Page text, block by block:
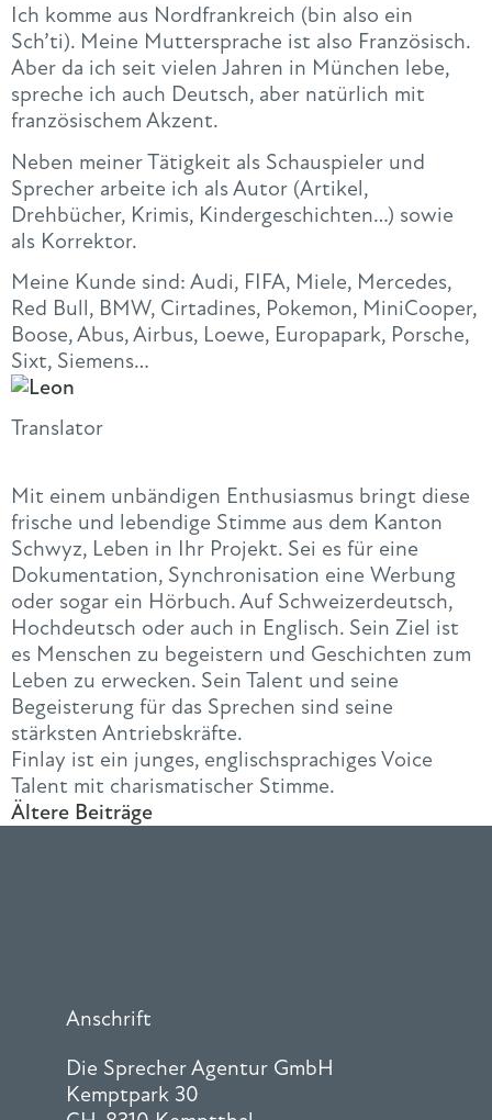
Ich komme aus Nordfrankreich (bin also ein
Sch’ti). Meine Muttersprache ist also Französisch.
Aber da ich seit vielen Jahren in München lebe,
spreche ich auch Deutsch, aber natürlich mit
französischem Akzent.
Neben meiner Tätigkeit als Schauspieler und
Sprecher arbeite ich als Autor (Artikel,
Drehbücher, Krimis, Kindergeschichten…) sowie
als Korrektor.
Meine Kunde sind: Audi, FIFA, Miele, Mercedes,
Red Bull, BMW, Cirtadines, Pokemon, MiniCooper,
Boose, Abus, Airbus, Loewe, Europapark, Porsche,
Sixt, Siemens…
Translator
Mit einem unbändigen Enthusiasmus bringt diese
frische und lebendige Stimme aus dem Kanton
Schwyz, Leben in Ihr Projekt. Sei es für eine
Dokumentation, Synchronisation eine Werbung
oder sogar ein Hörbuch. Auf Schweizerdeutsch,
Hochdeutsch oder auch in Englisch. Sein Ziel ist
es Menschen zu begeistern und Geschichten zum
Leben zu erwecken. Sein Talent und seine
Begeisterung für das Sprechen sind seine
stärksten Antriebskräfte.
Finlay ist ein junges, englischsprachiges Voice
Talent mit charismatischer Stimme.
Ältere Beiträge
Anschrift
Die Sprecher Agentur GmbH
Kemptpark 30